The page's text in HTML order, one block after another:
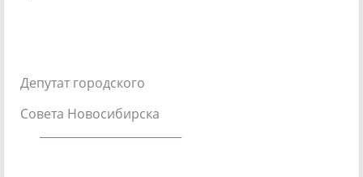
Депутат городского
Совета Новосибирска